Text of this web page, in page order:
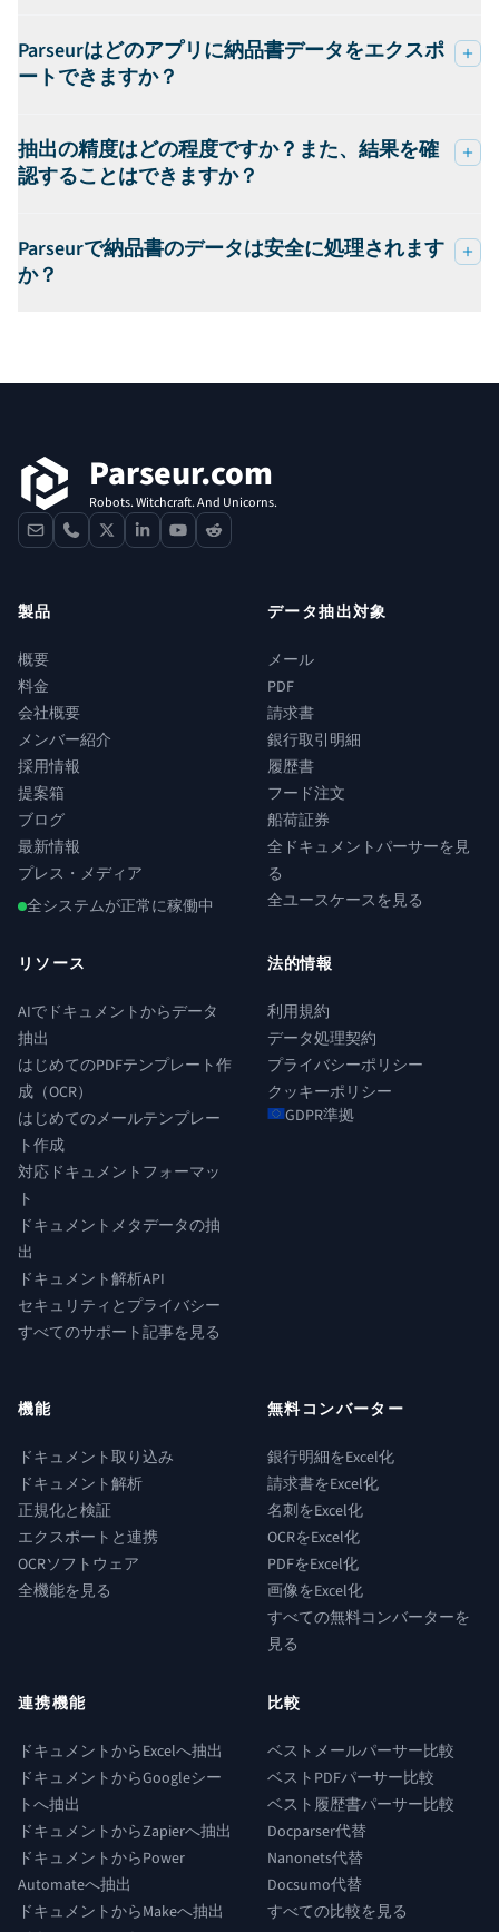
Parseurはどのアプリに納品書データをエクスポ
ートできますか？
抽出の精度はどの程度ですか？また、結果を確
認することはできますか？
Parseurで納品書のデータは安全に処理されます
か？
Parseur.com
Robots. Witchcraft. And Unicorns.
contactphone
x linkedinyoutube
reddit
製品
概要
料金
会社概要
メンバー紹介
採用情報
提案箱
ブログ
最新情報
プレス・メディア
全システムが正常に稼働中
データ抽出対象
メール
PDF
請求書
銀行取引明細
履歴書
フード注文
船荷証券
全ドキュメントパーサーを見
る
全ユースケースを見る
リソース
AIでドキュメントからデータ
抽出
はじめてのPDFテンプレート作
成（OCR）
はじめてのメールテンプレー
ト作成
対応ドキュメントフォーマッ
ト
ドキュメントメタデータの抽
出
ドキュメント解析API
セキュリティとプライバシー
すべてのサポート記事を見る
法的情報
利用規約
データ処理契約
プライバシーポリシー
クッキーポリシー
GDPR準拠
機能
ドキュメント取り込み
ドキュメント解析
正規化と検証
エクスポートと連携
OCRソフトウェア
全機能を見る
無料コンバーター
銀行明細をExcel化
請求書をExcel化
名刺をExcel化
OCRをExcel化
PDFをExcel化
画像をExcel化
すべての無料コンバーターを
見る
連携機能
ドキュメントからExcelへ抽出
ドキュメントからGoogleシー
トへ抽出
ドキュメントからZapierへ抽出
ドキュメントからPower
Automateへ抽出
ドキュメントからMakeへ抽出
比較
ベストメールパーサー比較
ベストPDFパーサー比較
ベスト履歴書パーサー比較
Docparser代替
Nanonets代替
Docsumo代替
すべての比較を見る